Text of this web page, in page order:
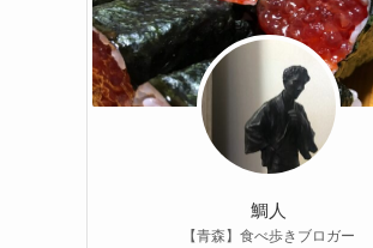
鯛人
【青森】食べ歩きブロガー